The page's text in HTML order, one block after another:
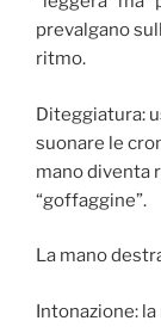
prevalgano
ritmo.
Diteggiatura:
suonare le
mano diventa
“goffaggine”.
La mano
Intonazione: